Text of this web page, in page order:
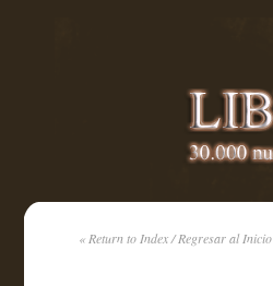
« Return to Index / Regresar al Inicio